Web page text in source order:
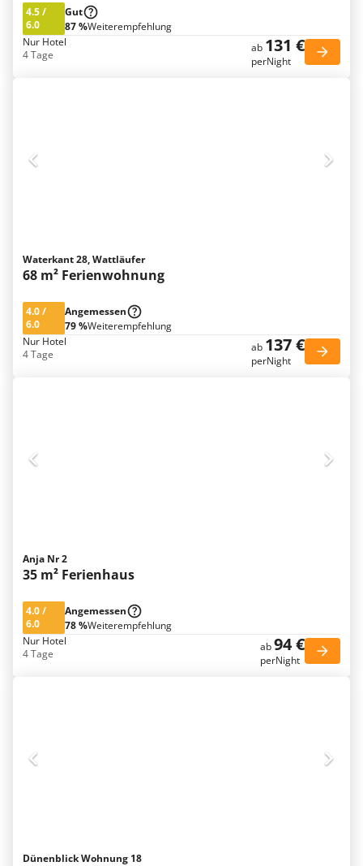
4.5/
6.0
Gut
87 %Weiterempfehlung
Nur Hotel
4 Tage
ab 131 €
perNight
Waterkant 28, Wattläufer
68 m² Ferienwohnung
4.0/
6.0
Angemessen
79 %Weiterempfehlung
Nur Hotel
4 Tage
ab 137 €
perNight
Anja Nr 2
35 m² Ferienhaus
4.0/
6.0
Angemessen
78 %Weiterempfehlung
Nur Hotel
4 Tage
ab94 €
perNight
Dünenblick Wohnung 18